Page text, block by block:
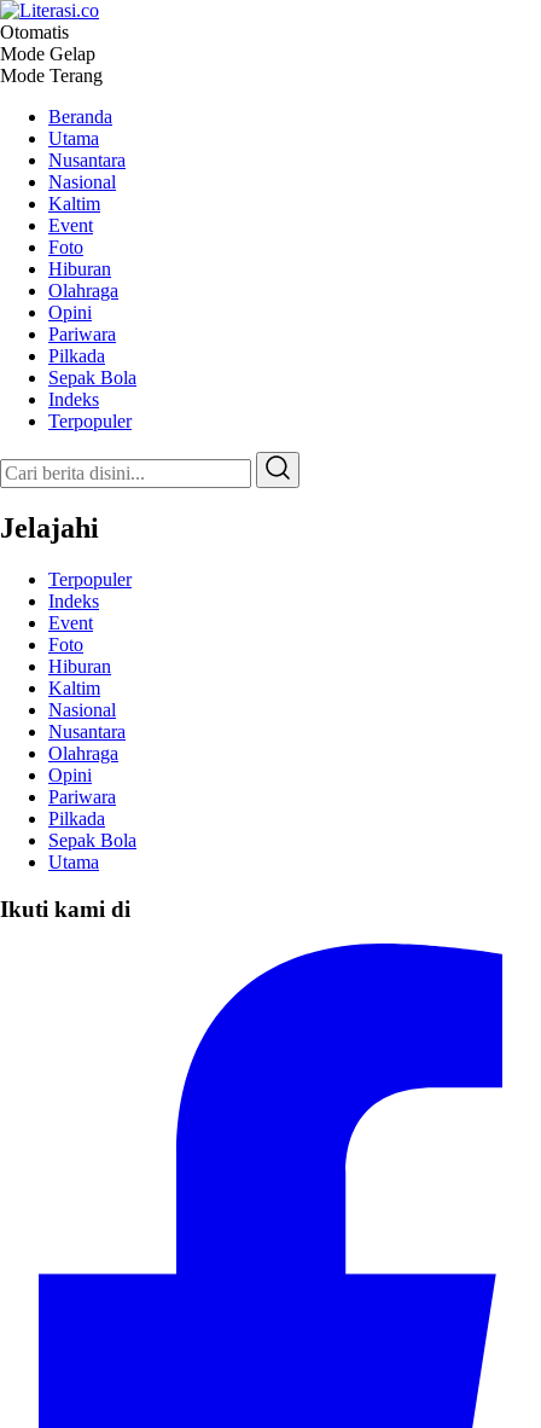
Literasi.co
Pilar Informasi
Otomatis
Mode Gelap
Mode Terang
Beranda
Utama
Nusantara
Nasional
Kaltim
Event
Foto
Hiburan
Olahraga
Opini
Pariwara
Pilkada
Sepak Bola
Indeks
Terpopuler
Jelajahi
Terpopuler
Indeks
Event
Foto
Hiburan
Kaltim
Nasional
Nusantara
Olahraga
Opini
Pariwara
Pilkada
Sepak Bola
Utama
Ikuti kami di